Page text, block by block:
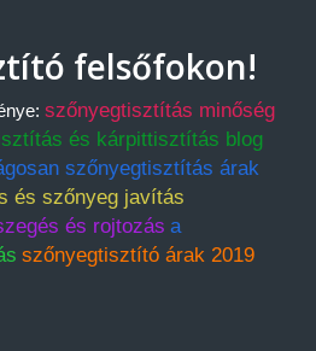
felsőfokon!
szőnyegtisztítás minőség
és kárpittisztítás blog
szőnyegtisztítás árak
és szőnyeg javítás
és rojtozás a
szőnyegtisztító árak 2019